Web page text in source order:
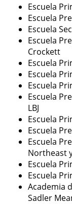
Escuela
Escuela
Escuela
Escuela
Crockett
Escuela
Escuela
Escuela
Escuela
LBJ
Escuela
Escuela
Escuela
Northeast
Escuela
Escuela
Academia
Sadler